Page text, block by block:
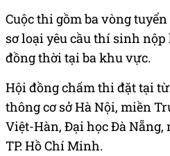
Cuộc thi gồm ba vòng
sơ loại yêu cầu thí sinh
đồng thời tại ba khu vực.
Hội đồng chấm thi đặt tại
thông cơ sở Hà Nội, miền
Việt-Hàn, Đại học Đà
TP. Hồ Chí Minh.